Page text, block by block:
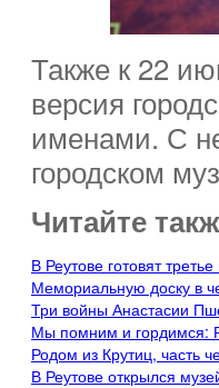
Также к 22
версия
именами. С
городском
Читайте
В Реутове готовят
Мемориальную доску в
Три войны Анастасии
Мы помним и гордимся:
Родом из Крутиц, часть
В Реутове открылся